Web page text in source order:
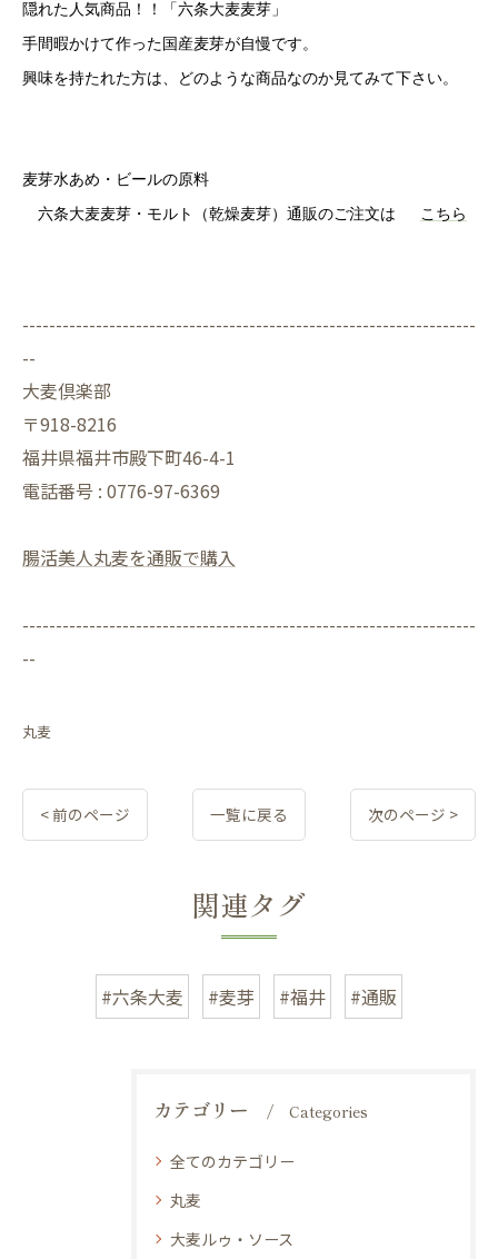
隠れた人気商品！！「六条大麦麦芽」
手間暇かけて作った国産麦芽が自慢です。
興味を持たれた方は、どのような商品なのか見てみて下さい。
麦芽水あめ・ビールの原料
六条大麦麦芽・モルト（乾燥麦芽）通販のご注文は こちら
--------------------------------------------------------------------
--
大麦倶楽部
〒918-8216
福井県福井市殿下町46-4-1
電話番号 : 0776-97-6369
腸活美人丸麦を通販で購入
--------------------------------------------------------------------
--
丸麦
< 前のページ 一覧に戻る 次のページ >
関連タグ
#六条大麦 #麦芽 #福井 #通販
カテゴリー Categories
全てのカテゴリー
丸麦
大麦ルゥ・ソース